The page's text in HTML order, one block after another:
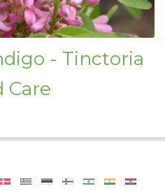
- Tinctoria
Care